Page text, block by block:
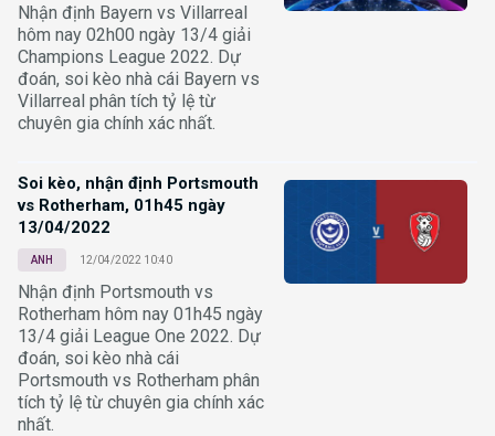
Nhận định Bayern vs Villarreal
hôm nay 02h00 ngày 13/4 giải
Champions League 2022. Dự
đoán, soi kèo nhà cái Bayern vs
Villarreal phân tích tỷ lệ từ
chuyên gia chính xác nhất.
Soi kèo, nhận định Portsmouth
vs Rotherham, 01h45 ngày
13/04/2022
ANH 12/04/2022 10:40
Nhận định Portsmouth vs
Rotherham hôm nay 01h45 ngày
13/4 giải League One 2022. Dự
đoán, soi kèo nhà cái
Portsmouth vs Rotherham phân
tích tỷ lệ từ chuyên gia chính xác
nhất.